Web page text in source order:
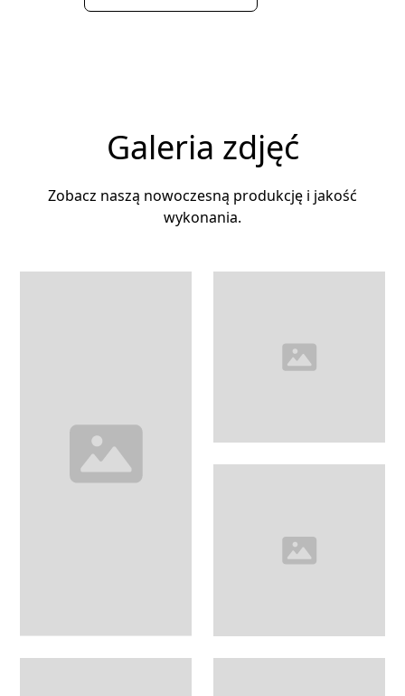
Galeria zdjęć
Zobacz naszą nowoczesną produkcję i jakość
wykonania.